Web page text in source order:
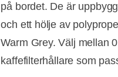
på bordet. De är
och ett hölje av
Warm Grey. Välj mellan
kaffefilterhållare som